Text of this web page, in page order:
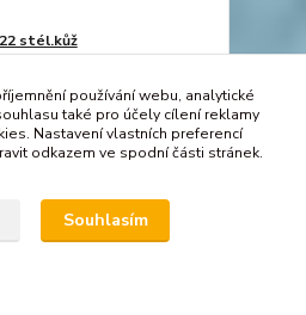
stél.kůž
Detail
používání webu, analytické
také pro účely cílení reklamy
Nastavení vlastních preferencí
odkazem ve spodní části stránek.
Souhlasím